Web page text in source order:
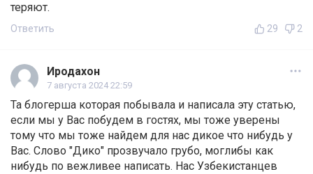
теряют.
Ответить 29 2
Иродахон
7 августа 2024 22:59
Та блогерша которая побывала и написала эту статью,
если мы у Вас побудем в гостях, мы тоже уверены
тому что мы тоже найдем для нас дикое что нибудь у
Вас. Слово "Дико" прозвучало грубо, моглибы как
нибудь по вежливее написать. Нас Узбекистанцев